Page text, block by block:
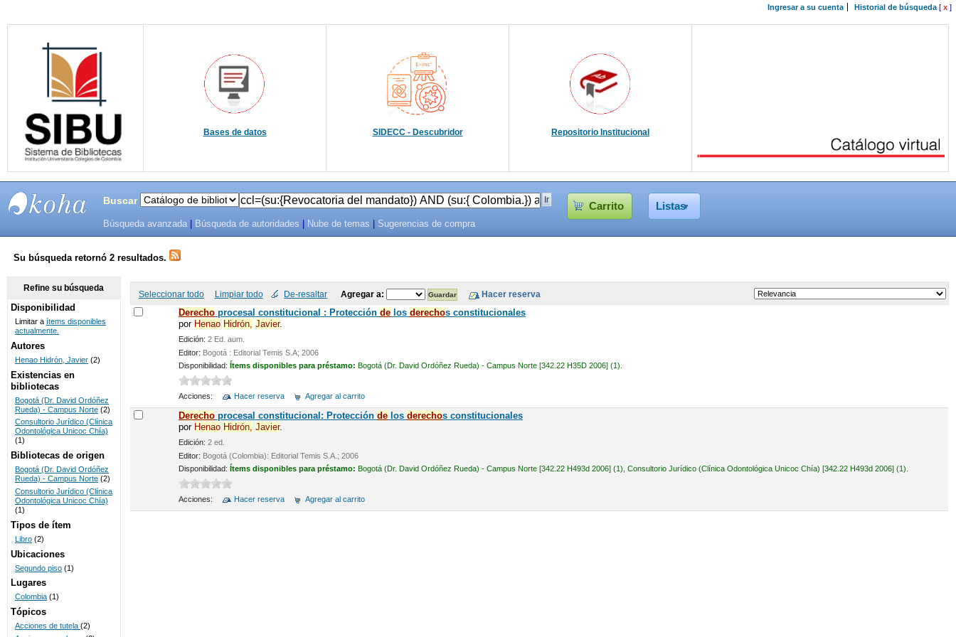
Ingresar a su cuenta Historial de búsqueda[ x ]
Bases de datos SIDECC - Descubridor Repositorio Institucional
SISTEMAS
DE
BIBLIOTECAS
UNICOC
Buscar Carrito Listas
Búsqueda avanzada Búsqueda de autoridades Nube de temas Sugerencias de compra
Su búsqueda retornó 2 resultados.
Seleccionar todo Limpiar todo De-resaltar Agregar a:
Derechoprocesal constitucional : Protección delos derechos constitucionales
por Henao Hidrón, Javier.
Edición: 2 Ed. aum.
Editor: Bogotá : Editorial Temis S.A; 2006
Disponibilidad: Ítems disponibles para préstamo: Bogotá (Dr. David Ordóñez Rueda) - Campus Norte [342.22 H35D 2006] (1).
Acciones: Hacer reserva Agregar al carrito
Derechoprocesal constitucional: Protección delos derechos constitucionales
por Henao Hidrón, Javier.
Edición: 2 ed.
Editor: Bogotá (Colombia): Editorial Temis S.A.; 2006
Disponibilidad: Ítems disponibles para préstamo: Bogotá (Dr. David Ordóñez Rueda) - Campus Norte [342.22 H493d 2006] (1), Consultorio Jurídico (Clínica Odontológica Unicoc Chía) [342.22 H493d 2006] (1).
Acciones: Hacer reserva Agregar al carrito
Refine su búsqueda
Disponibilidad
Limitar a ítems disponibles
actualmente.
Autores
Henao Hidrón, Javier (2)
Existencias en
bibliotecas
Bogotá (Dr. David Ordóñez
Rueda) - Campus Norte (2)
Consultorio Jurídico (Clínica
Odontológica Unicoc Chía)
(1)
Bibliotecas de origen
Bogotá (Dr. David Ordóñez
Rueda) - Campus Norte (2)
Consultorio Jurídico (Clínica
Odontológica Unicoc Chía)
(1)
Tipos de ítem
Libro (2)
Ubicaciones
Segundo piso (1)
Lugares
Colombia (1)
Tópicos
Acciones de tutela (2)